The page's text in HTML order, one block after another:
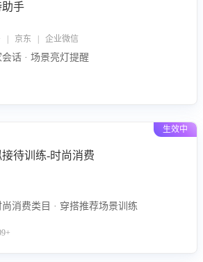
手
| 京东 | 企业微信
话 · 场景亮灯提醒
生效中
待训练-时尚消费
消费类目 · 穿搭推荐场景训练